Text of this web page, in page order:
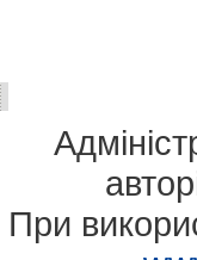
При